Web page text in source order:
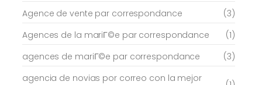
Agence de vente par correspondance
(3)
Agences de la mariГ©e par correspondance
(1)
agences de mariГ©e par correspondance
(3)
agencia de novias por correo con la mejor